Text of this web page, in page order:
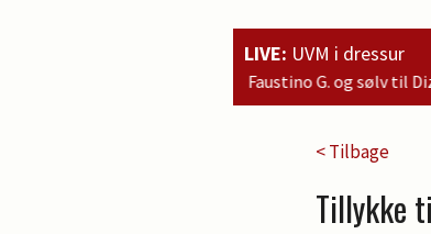
LIVE: UVM i dressur
G. og sølv til Dizzy ved UVM for 6-års!
< Tilbage
Tillykke